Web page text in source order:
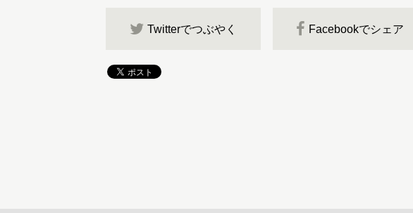
Twitterでつぶやく Facebookでシェア